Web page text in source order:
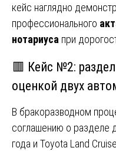
кейс наглядно
профессионального
нотариуса при
🟥 Кейс №2:
оценкой двух
В бракоразводном
соглашению о разделе
года и Toyota Land